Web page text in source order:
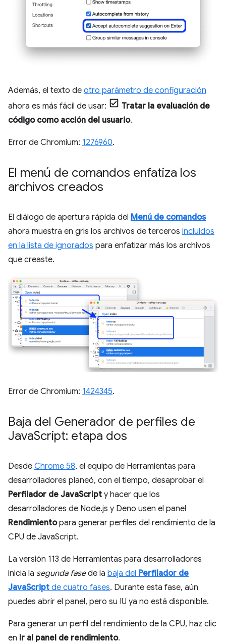
Además, el texto de otro parámetro de configuración
ahora es más fácil de usar:
Tratar la evaluación de
código como acción del usuario.
Error de Chromium: 1276960.
El menú de comandos enfatiza los
archivos creados
El diálogo de apertura rápida del Menú de comandos
ahora muestra en gris los archivos de terceros incluidos
en la lista de ignorados para enfatizar más los archivos
que creaste.
Error de Chromium: 1424345.
Baja del Generador de perfiles de
JavaScript: etapa dos
Desde Chrome 58, el equipo de Herramientas para
desarrolladores planeó, con el tiempo, desaprobar el
Perfilador de JavaScript y hacer que los
desarrolladores de Node.js y Deno usen el panel
Rendimientopara generar perfiles del rendimiento de la
CPU de JavaScript.
La versión 113 de Herramientas para desarrolladores
inicia la segunda fasede la baja del Perfilador de
JavaScript de cuatro fases. Durante esta fase, aún
puedes abrir el panel, pero su IU ya no está disponible.
Para generar un perfil del rendimiento de la CPU, haz clic
en Ir al panel de rendimiento.